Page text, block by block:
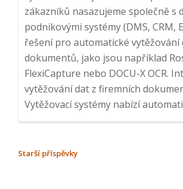
zákazníků nasazujeme společně s
podnikovými systémy (DMS, CRM,
řešení pro automatické vytěžování
dokumentů, jako jsou například
FlexiCapture nebo DOCU-X OCR.
vytěžování dat z firemních
Vytěžovací systémy nabízí
NAVIGACE
Starší příspěvky